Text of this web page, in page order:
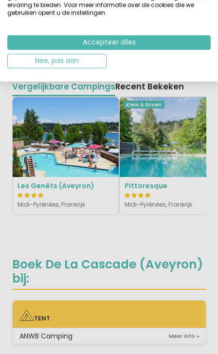
Boek De La Cascade (Aveyron)
bij:
TENT
TENT
ANWB Camping Meer info »
Wandel over de muren en bekijk het plaatsje met de
omliggende natuur. De Gorges du Tarn is een stukje ruig
gebied ligt ook een van de mooiste dorpjes van in de
Gorges du Tarn, Sainte-Enimie.
Vergelijkbare CampingsRecent Bekeken
Les Genêts (Aveyron)
Midi-Pyrénées, Frankrijk
Klein & Groen
Pittoresque
Midi-Pyrénées, Frankrijk
ervaring te bieden. Voor meer informatie over de cookies die we
gebruiken opent u de instellingen.
Accepteer alles
Nee, pas aan